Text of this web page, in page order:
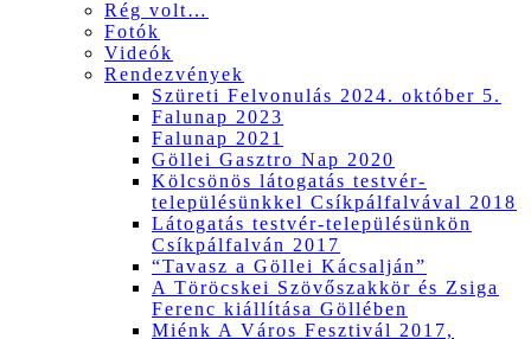
Rég volt…
Fotók
Videók
Rendezvények
Szüreti Felvonulás 2024. október 5.
Falunap 2023
Falunap 2021
Göllei Gasztro Nap 2020
Kölcsönös látogatás testvér-
településünkkel Csíkpálfalvával 2018
Látogatás testvér-településünkön
Csíkpálfalván 2017
“Tavasz a Göllei Kácsalján”
A Töröcskei Szövőszakkör és Zsiga
Ferenc kiállítása Göllében
Miénk A Város Fesztivál 2017,